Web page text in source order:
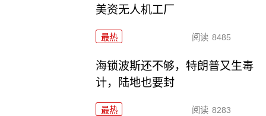
美资无人机工厂
最热 阅读 8485
海锁波斯还不够，特朗普又生毒
计，陆地也要封
最热 阅读 8283